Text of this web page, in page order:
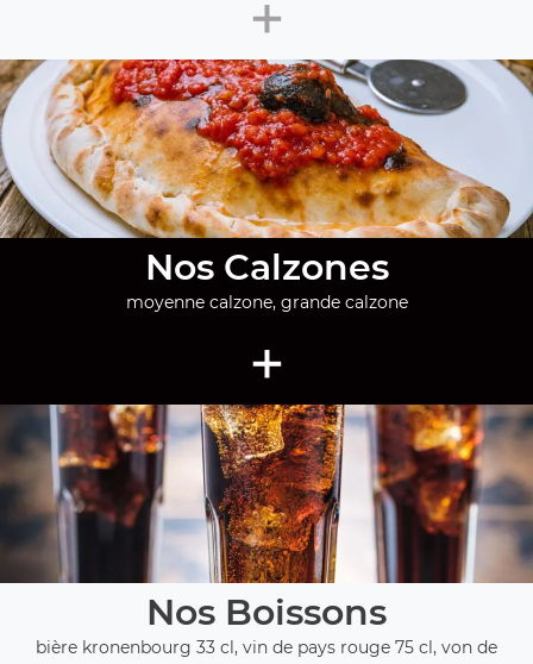
+
Nos Calzones
moyenne calzone, grande calzone
+
Nos Boissons
bière kronenbourg 33 cl, vin de pays rouge 75 cl, von de